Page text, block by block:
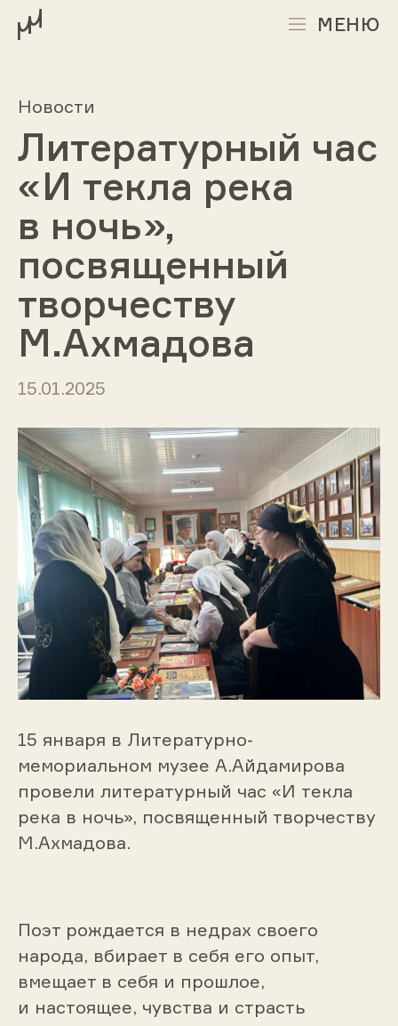
МЕНЮ
Новости
Литературный час
«И текла река
в ночь»,
посвященный
творчеству
М.Ахмадова
15.01.2025
15 января в Литературно-
мемориальном музее А.Айдамирова
провели литературный час «И текла
река в ночь», посвященный творчеству
М.Ахмадова.
Поэт рождается в недрах своего
народа, вбирает в себя его опыт,
вмещает в себя и прошлое,
и настоящее, чувства и страсть